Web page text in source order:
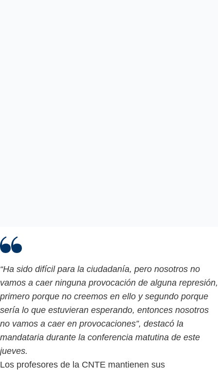
“Ha sido difícil para la ciudadanía, pero nosotros no
vamos a caer ninguna provocación de alguna represión,
primero porque no creemos en ello y segundo porque
sería lo que estuvieran esperando, entonces nosotros
no vamos a caer en provocaciones”, destacó la
mandataria durante la conferencia matutina de este
jueves.
Los profesores de la CNTE mantienen sus